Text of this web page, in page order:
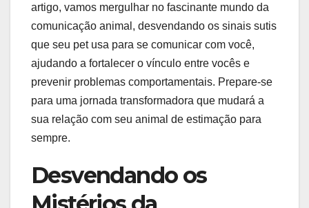
artigo, vamos mergulhar no fascinante mundo da
comunicação animal, desvendando os sinais sutis
que seu pet usa para se comunicar com você,
ajudando a fortalecer o vínculo entre vocês e
prevenir problemas comportamentais. Prepare-se
para uma jornada transformadora que mudará a
sua relação com seu animal de estimação para
sempre.
Desvendando os